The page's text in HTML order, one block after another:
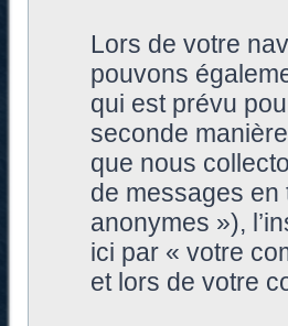
Lors de votre
pouvons
qui est prévu
seconde
que nous
de messages en
anonymes »),
ici par « votre
et lors de votre